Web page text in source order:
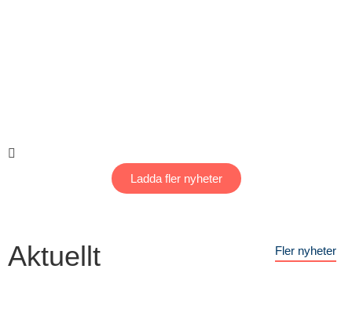
Ladda fler nyheter
Aktuellt Fler nyheter